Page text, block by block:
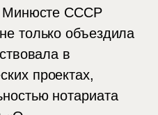
Минюсте СССР
только объездила
в
проектах,
нотариата